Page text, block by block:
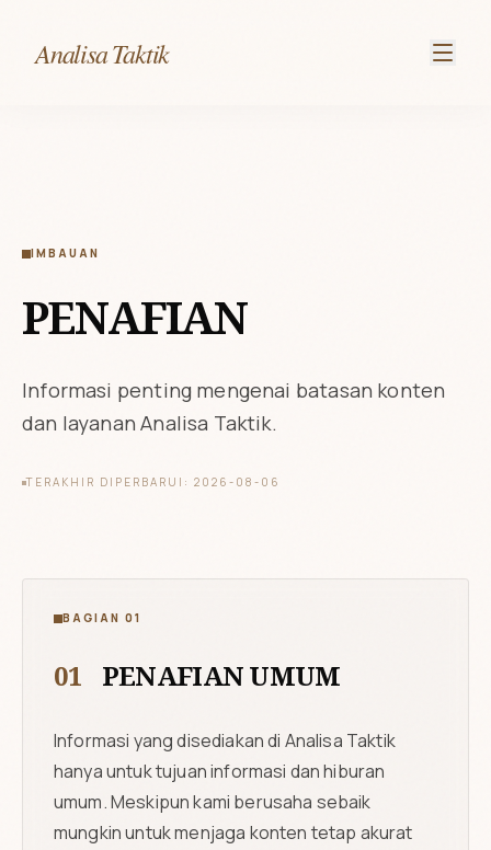
Analisa Taktik
IMBAUAN
PENAFIAN
Informasi penting mengenai batasan konten
dan layanan Analisa Taktik.
TERAKHIR DIPERBARUI: 2026-08-06
BAGIAN 01
01 PENAFIAN UMUM
Informasi yang disediakan di Analisa Taktik
hanya untuk tujuan informasi dan hiburan
umum. Meskipun kami berusaha sebaik
mungkin untuk menjaga konten tetap akurat